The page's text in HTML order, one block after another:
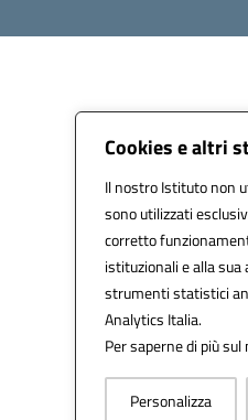
Cookies e altri
Il nostro Istituto non
sono utilizzati
corretto
istituzionali e alla
strumenti statistici
Analytics Italia.
Per saperne di più
Personalizza